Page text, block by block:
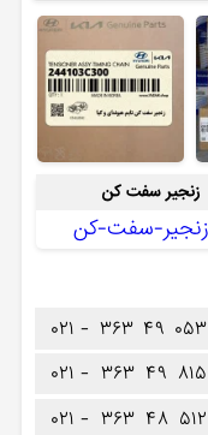
زنجیر سفت کن
۰۲۱ - ۳۶۳ ۴۹ ۰۵۳
۰۲۱ - ۳۶۳ ۴۹ ۸۱۵
۰۲۱ - ۳۶۳ ۴۸ ۵۱۲